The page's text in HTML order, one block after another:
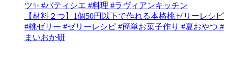
ツ✨ #パティシエ #料理 #ラヴィアンキッチン
【材料２つ】1個50円以下で作れる本格桃ゼリーレシピ
#桃ゼリー #ゼリーレシピ #簡単お菓子作り #夏おやつ #
まいおか研